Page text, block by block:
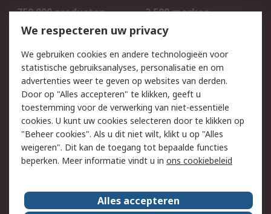
750.000 producten
2.500 merken
Bestellen
Inkoopoplossingen
Track & Trace
Wettelijk
Cookiebeleid
Email veiligheid
Privacybeleid
Websitevoorwaarden
Algemene
verkoopvoorwaarden
Over RS
We respecteren uw privacy
We gebruiken cookies en andere technologieën voor
statistische gebruiksanalyses, personalisatie en om
advertenties weer te geven op websites van derden.
Door op "Alles accepteren" te klikken, geeft u
toestemming voor de verwerking van niet-essentiële
cookies. U kunt uw cookies selecteren door te klikken op
"Beheer cookies". Als u dit niet wilt, klikt u op "Alles
weigeren". Dit kan de toegang tot bepaalde functies
beperken. Meer informatie vindt u in ons cookiebeleid
Alles accepteren